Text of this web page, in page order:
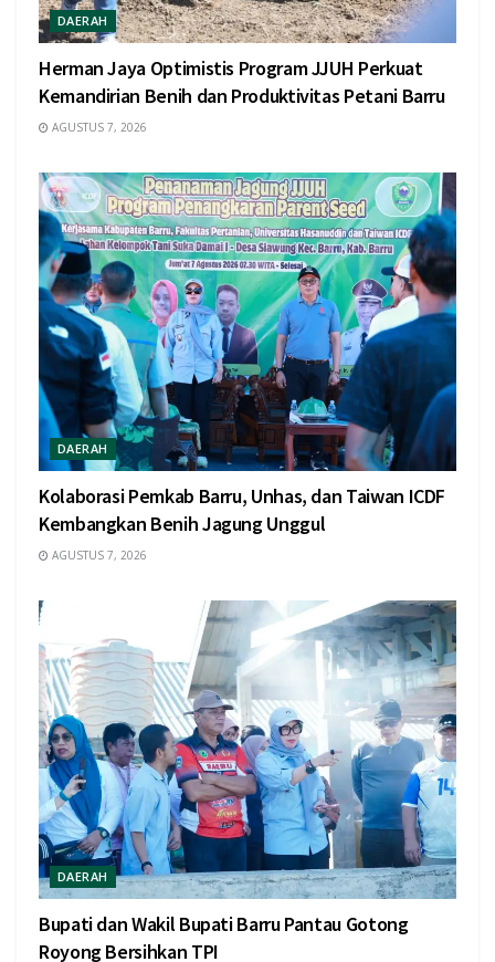
DAERAH
Herman Jaya Optimistis Program JJUH Perkuat
Kemandirian Benih dan Produktivitas Petani Barru
AGUSTUS 7, 2026
DAERAH
Kolaborasi Pemkab Barru, Unhas, dan Taiwan ICDF
Kembangkan Benih Jagung Unggul
AGUSTUS 7, 2026
DAERAH
Bupati dan Wakil Bupati Barru Pantau Gotong
Royong Bersihkan TPI